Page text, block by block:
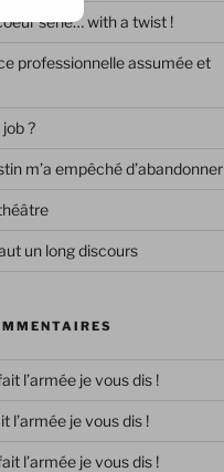
série… with a twist !
professionnelle assumée et
?
m’a empêché d’abandonner
un long discours
l’armée je vous dis !
l’armée je vous dis !
l’armée je vous dis !